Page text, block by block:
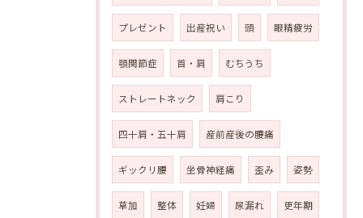
プレゼント 出産祝い 頭 眼精疲労
顎関節症 首・肩 むちうち
ストレートネック 肩こり
四十肩・五十肩 産前産後の腰痛
ギックリ腰 坐骨神経痛 歪み 姿勢
草加 整体 妊婦 尿漏れ 更年期